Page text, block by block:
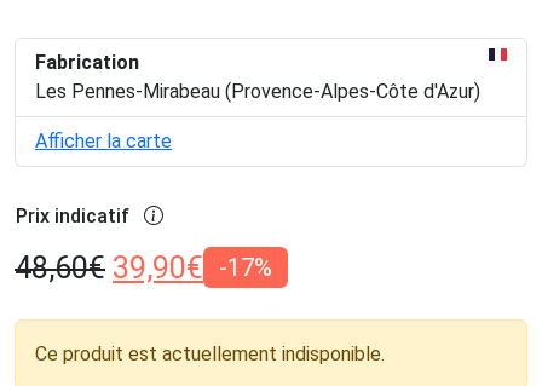
Fabrication
Les Pennes-Mirabeau (Provence-Alpes-Côte d'Azur)
Afficher la carte
Prix indicatif
48,60€ 39,90€ -17%
Ce produit est actuellement indisponible.